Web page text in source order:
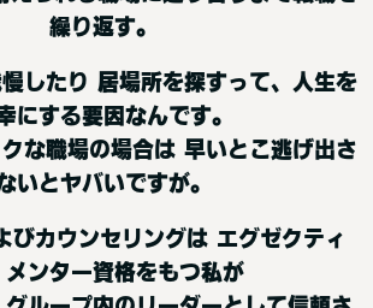
繰り返す。
したり 居場所を探すって、人生を
にする要因なんです。
な職場の場合は 早いとこ逃げ出さ
いとヤバいですが。
びカウンセリングは エグゼクティ
メンター資格をもつ私が